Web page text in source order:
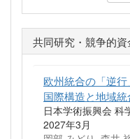
共同研究・競争的
欧州統合の「逆
国際構造と地域
日本学術振興会 科
2027年3月